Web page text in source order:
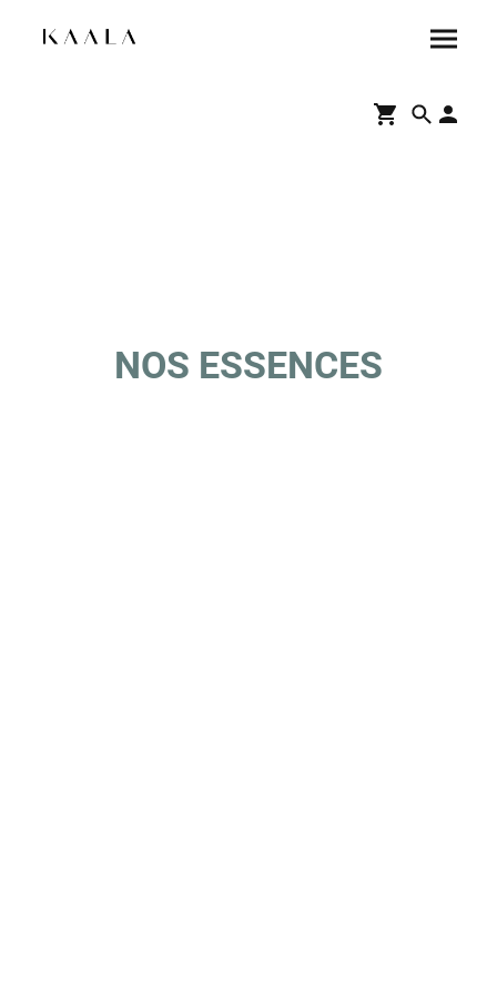
NOS ESSENCES